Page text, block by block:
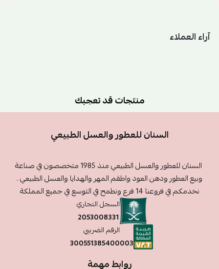
آراء العملاء
منتجات قد تعجبك
السنان للعطور والعسل الطبيعي
السنان للعطور والعسل الطبيعي منذ 1985 متخصصون في صناعة
وبيع العطور ودهن العود واطقم المهر والهدايا والعسل الطبيعي .
نخدمكم في فروعنا 14 فرع ونطمح في التوسع في جميع المملكة
السجل التجاري
2053008331
الرقم الضريبي
300551385400003
روابط مهمة